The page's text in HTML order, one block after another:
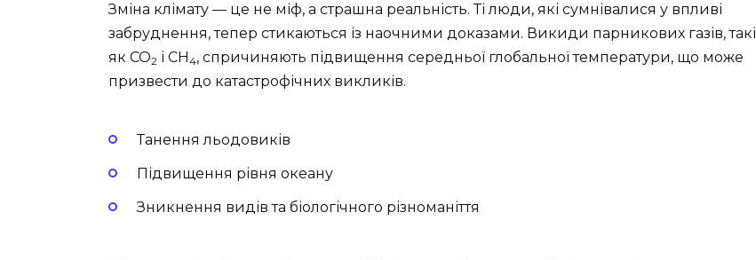
Зміна клімату — це не міф, а страшна реальність. Ті люди, які сумнівалися у впливі
забруднення, тепер стикаються із наочними доказами. Викиди парникових газів, такі
як CO2 і CH 4, спричиняють підвищення середньої глобальної температури, що може
призвести до катастрофічних викликів.
Танення льодовиків
Підвищення рівня океану
Зникнення видів та біологічного різноманіття